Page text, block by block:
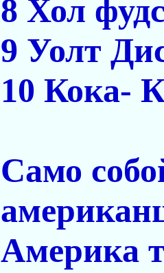
8 Хол
9 Уолт
10 Кока-
Само
Америка